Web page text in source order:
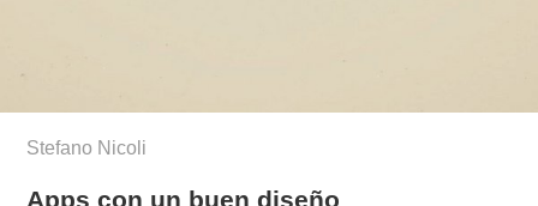
Stefano Nicoli
Apps con un buen diseño